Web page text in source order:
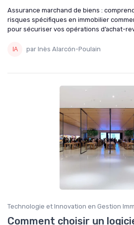
Assurance marchand de biens :
risques spécifiques en immobilier
pour sécuriser vos opérations d’achat-
par Inès Alarcón-Poulain
Technologie et Innovation en Gestion
Comment choisir un